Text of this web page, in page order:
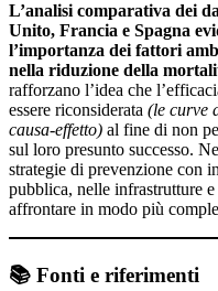
L’analisi comparativa dei
Unito, Francia e Spagna
l’importanza dei fattori
nella riduzione della
rafforzano l’idea che
essere riconsiderata (le curve
causa-effetto) al fine di non
sul loro presunto successo.
strategie di prevenzione con
pubblica, nelle infrastrutture
affrontare in modo più
📚 Fonti e riferimenti